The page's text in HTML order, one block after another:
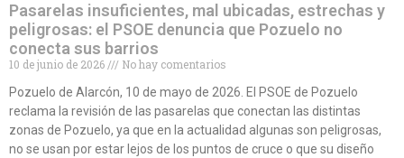
Pasarelas insuficientes, mal ubicadas, estrechas y
peligrosas: el PSOE denuncia que Pozuelo no
conecta sus barrios
10 de junio de 2026
No hay comentarios
Pozuelo de Alarcón, 10 de mayo de 2026. El PSOE de Pozuelo
reclama la revisión de las pasarelas que conectan las distintas
zonas de Pozuelo, ya que en la actualidad algunas son peligrosas,
no se usan por estar lejos de los puntos de cruce o que su diseño